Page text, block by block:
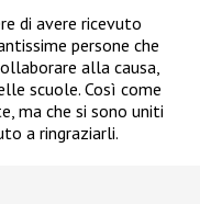
di avere ricevuto
persone che
alla causa,
scuole. Così come
ma che si sono uniti
a ringraziarli.